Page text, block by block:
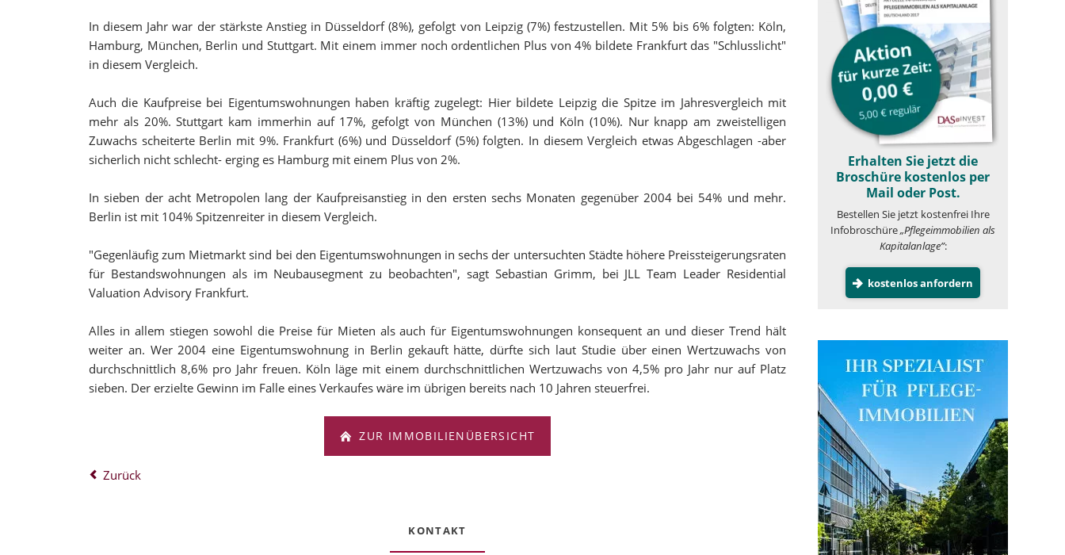
In diesem Jahr war der stärkste Anstieg in Düsseldorf (8%), gefolgt von Leipzig (7%) festzustellen. Mit 5% bis 6% folgten: Köln,
Hamburg, München, Berlin und Stuttgart. Mit einem immer noch ordentlichen Plus von 4% bildete Frankfurt das "Schlusslicht"
in diesem Vergleich.
Auch die Kaufpreise bei Eigentumswohnungen haben kräftig zugelegt: Hier bildete Leipzig die Spitze im Jahresvergleich mit
mehr als 20%. Stuttgart kam immerhin auf 17%, gefolgt von München (13%) und Köln (10%). Nur knapp am zweistelligen
Zuwachs scheiterte Berlin mit 9%. Frankfurt (6%) und Düsseldorf (5%) folgten. In diesem Vergleich etwas Abgeschlagen -aber
sicherlich nicht schlecht- erging es Hamburg mit einem Plus von 2%.
In sieben der acht Metropolen lang der Kaufpreisanstieg in den ersten sechs Monaten gegenüber 2004 bei 54% und mehr.
Berlin ist mit 104% Spitzenreiter in diesem Vergleich.
"Gegenläufig zum Mietmarkt sind bei den Eigentumswohnungen in sechs der untersuchten Städte höhere Preissteigerungsraten
für Bestandswohnungen als im Neubausegment zu beobachten", sagt Sebastian Grimm, bei JLL Team Leader Residential
Valuation Advisory Frankfurt.
Alles in allem stiegen sowohl die Preise für Mieten als auch für Eigentumswohnungen konsequent an und dieser Trend hält
weiter an. Wer 2004 eine Eigentumswohnung in Berlin gekauft hätte, dürfte sich laut Studie über einen Wertzuwachs von
durchschnittlich 8,6% pro Jahr freuen. Köln läge mit einem durchschnittlichen Wertzuwachs von 4,5% pro Jahr nur auf Platz
sieben. Der erzielte Gewinn im Falle eines Verkaufes wäre im übrigen bereits nach 10 Jahren steuerfrei.
ZUR IMMOBILIENÜBERSICHT
Zurück
KONTAKT
Erhalten Sie jetzt die
Broschüre kostenlos per
Mail oder Post.
Bestellen Sie jetzt kostenfrei Ihre
Infobroschüre„Pflegeimmobilien als
Kapitalanlage”:
kostenlos anfordern